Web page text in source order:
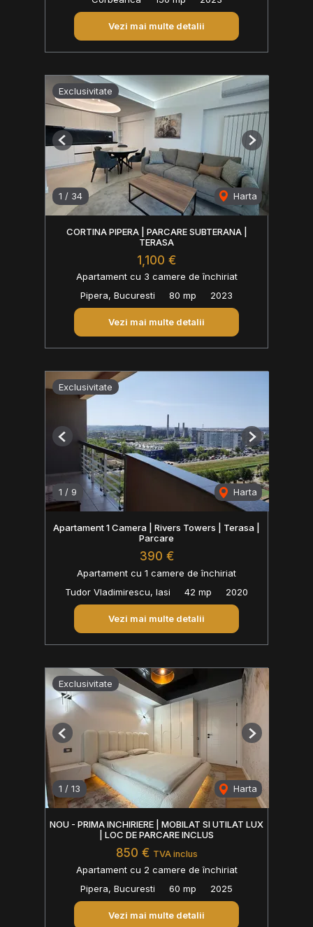
Vezi mai multe detalii
Exclusivitate
1 / 34 Harta
Previous Next
CORTINA PIPERA | PARCARE SUBTERANA |
TERASA
1,100 €
Apartament cu 3 camere de închiriat
Pipera, Bucuresti
80 mp 2023
Vezi mai multe detalii
Exclusivitate
1 / 9 Harta
Previous Next
Apartament 1 Camera | Rivers Towers | Terasa |
Parcare
390 €
Apartament cu 1 camere de închiriat
Tudor Vladimirescu, Iasi
42 mp 2020
Vezi mai multe detalii
Exclusivitate
1 / 13 Harta
Previous Next
NOU - PRIMA INCHIRIERE | MOBILAT SI UTILAT LUX
| LOC DE PARCARE INCLUS
850 € TVA inclus
Apartament cu 2 camere de închiriat
Pipera, Bucuresti
60 mp 2025
Vezi mai multe detalii